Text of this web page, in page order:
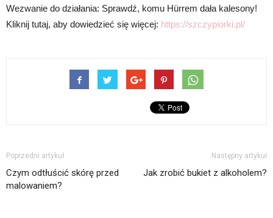
Wezwanie do działania: Sprawdź, komu Hürrem dała kalesony!
Kliknij tutaj, aby dowiedzieć się więcej: https://szczypiorki.pl/
Poprzedni artykuł
Czym odtłuścić skórę przed
malowaniem?
Następny artykuł
Jak zrobić bukiet z alkoholem?